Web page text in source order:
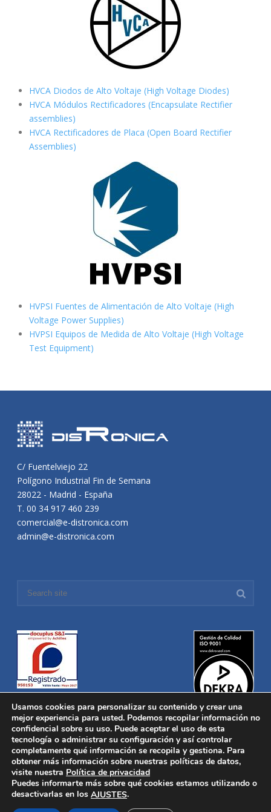
HVCA Diodos de Alto Voltaje (High Voltage Diodes)
HVCA Módulos Rectificadores (Encapsulate Rectifier
assemblies)
HVCA Rectificadores de Placa (Open Board Rectifier
Assemblies)
HVPSI Fuentes de Alimentación de Alto Voltaje (High
Voltage Power Supplies)
HVPSI Equipos de Medida de Alto Voltaje (High Voltage
Test Equipment)
C/ Fuentelviejo 22
Polígono Industrial Fin de Semana
28022 - Madrid - España
T. 00 34 917 460 239
comercial@e-distronica.com
admin@e-distronica.com
Distronica © 2016 Todos los derechos reservados.Aviso legal
Política de privacidad|Política de Cookies
Desarrollado porNucleosoft
Inicio
Quiénes Somos
Usamos cookies para personalizar su contenido y crear una
mejor experiencia para usted. Podemos recopilar información no
confidencial sobre su uso. Puede aceptar el uso de esta
tecnología o administrar su configuración y así controlar
completamente qué información se recopila y gestiona. Para
obtener más información sobre nuestras políticas de datos,
visite nuestra Política de privacidad
Puedes informarte más sobre qué cookies estamos utilizando o
desactivarlas en los AJUSTES.